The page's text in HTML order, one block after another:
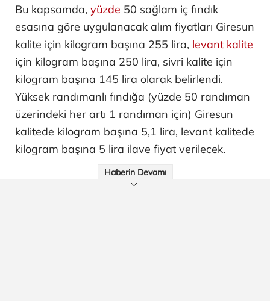
Bu kapsamda, yüzde 50 sağlam iç fındık
esasına göre uygulanacak alım fiyatları Giresun
kalite için kilogram başına 255 lira, levant kalite
için kilogram başına 250 lira, sivri kalite için
kilogram başına 145 lira olarak belirlendi.
Yüksek randımanlı fındığa (yüzde 50 randıman
üzerindeki her artı 1 randıman için) Giresun
kalitede kilogram başına 5,1 lira, levant kalitede
kilogram başına 5 lira ilave fiyat verilecek.
Haberin Devamı